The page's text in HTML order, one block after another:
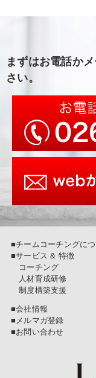
まずはお電話か
さい。
■チームコーチングに
■サービス & 特徴
コーチング
人材育成研修
制度構築支援
■会社情報
■メルマガ登録
■お問い合わせ